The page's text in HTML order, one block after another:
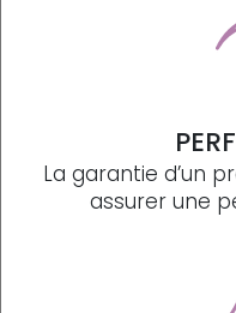
La garantie d’un
assurer une